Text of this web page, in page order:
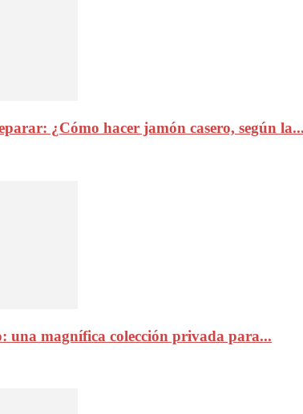
¿Cómo hacer jamón casero, según la...
una magnífica colección privada para...